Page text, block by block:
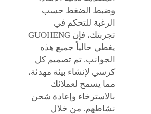
وضبط الضغط حسب
الرغبة للتحكم في
تجربتك، فإن GUOHENG
يغطي حالياً جميع هذه
الجوانب. تم تصميم كل
كرسي لإنشاء بيئة مهدئة،
مما يسمح لعملائك
بالاسترخاء وإعادة شحن
نشاطهم. من خلال